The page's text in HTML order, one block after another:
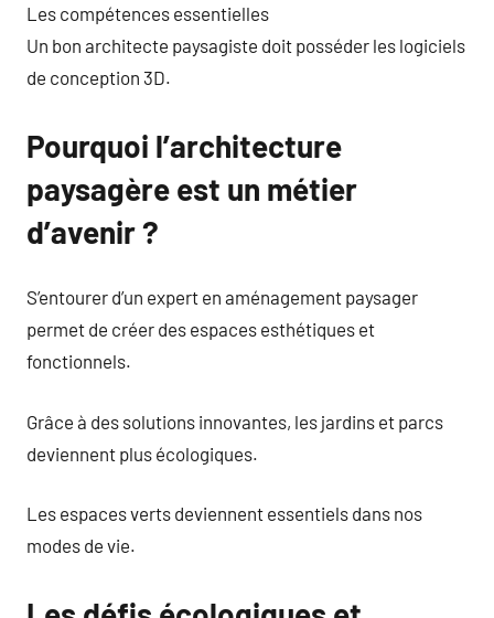
Les compétences essentielles
Un bon architecte paysagiste doit posséder les logiciels
de conception 3D.
Pourquoi l’architecture
paysagère est un métier
d’avenir ?
S’entourer d’un expert en aménagement paysager
permet de créer des espaces esthétiques et
fonctionnels.
Grâce à des solutions innovantes, les jardins et parcs
deviennent plus écologiques.
Les espaces verts deviennent essentiels dans nos
modes de vie.